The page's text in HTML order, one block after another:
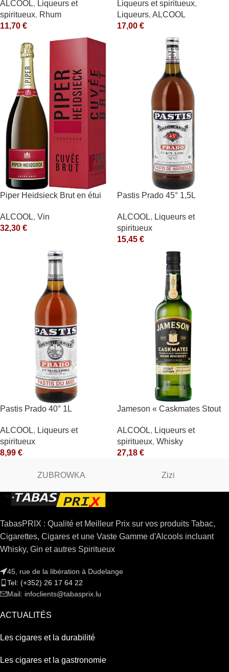
ALCOOL, Liqueurs et
spiritueux, Rhum
11,70 €
Liqueurs et spiritueux,
Liqueurs, ALCOOL
17,00 €
Piper Heidsieck Brut en étui
ALCOOL, Vin
32,30 €
Pastis Prado 45° 1,5L
ALCOOL, Liqueurs et
spiritueux
15,45 €
Pastis Prado 40° 1L
ALCOOL, Liqueurs et
spiritueux
8,99 €
Jameson « Caskmates Stout
ALCOOL, Liqueurs et
spiritueux, Whisky
27,18 €
ZUBROWKA Zizi
TabasPRIX : Qualité et Meilleur Prix sur vos produits Tabac,
Cigarettes, Cigares et une Vaste Gamme d'Alcools incluant
Whisky, Gin et autres Spiritueux
45, rue de la libération à Dudelange
Tel: (+352) 26 17 64 22
Mail: infoclients@tabasprix.lu
ACTUALITÉS
Les cigares et la durabilité
Les cigares et la gastronomie